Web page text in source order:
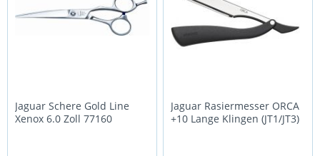
Jaguar Schere Gold Line
Xenox 6.0 Zoll 77160
Jaguar Rasiermesser ORCA
+10 Lange Klingen (JT1/JT3)